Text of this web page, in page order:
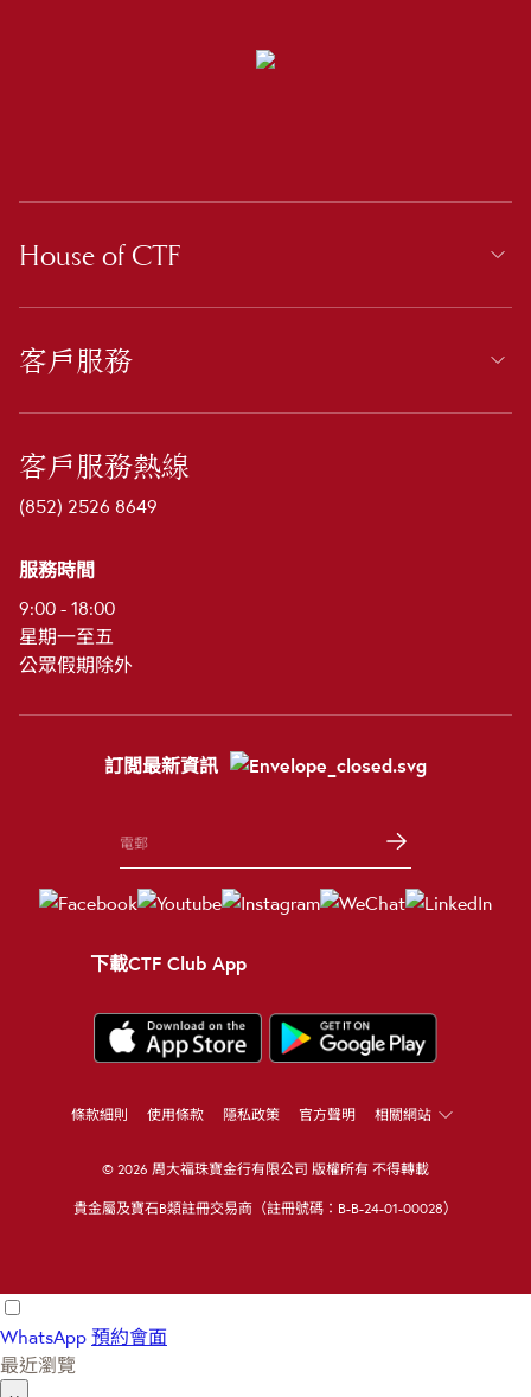
House of CTF
客戶服務
客戶服務熱線
(852) 2526 8649
服務時間
9:00 - 18:00
星期一至五
公眾假期除外
訂閲最新資訊
下載CTF Club App
條款細則 使用條款 隱私政策 官方聲明 相關網站
© 2026 周大福珠寶金行有限公司 版權所有 不得轉載
貴金屬及寶石B類註冊交易商（註冊號碼：B-B-24-01-00028）
WhatsApp 預約會面
最近瀏覽